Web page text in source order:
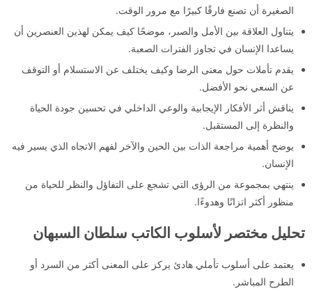
الصغيرة أن تصنع فارقًا كبيرًا مع مرور الوقت.
يتناول العلاقة بين الأمل والصبر، موضحًا كيف يمكن لهذين العنصرين أن
يساعدا الإنسان في تجاوز الفترات الصعبة.
يقدم تأملات حول معنى الرضا وكيف يختلف عن الاستسلام أو التوقف
عن السعي نحو الأفضل.
يناقش أثر الأفكار الإيجابية والوعي الداخلي في تحسين جودة الحياة
والنظرة إلى المستقبل.
يوضح أهمية مراجعة الذات بين الحين والآخر لفهم الاتجاه الذي يسير فيه
الإنسان.
ينتهي بمجموعة من الرؤى التي تشجع على التفاؤل والنظر للحياة من
منظور أكثر اتزانًا وهدوءًا.
تحليل مختصر لأسلوب الكاتب سلطان السبهان
يعتمد على أسلوب تأملي هادئ يركز على المعنى أكثر من السرد أو
الطرح المباشر.